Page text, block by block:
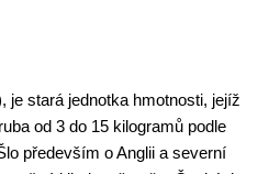
je stará jednotka hmotnosti, jejíž
od 3 do 15 kilogramů podle
především o Anglii a severní